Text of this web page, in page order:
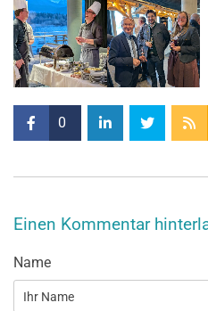
0
Einen Kommentar
Name